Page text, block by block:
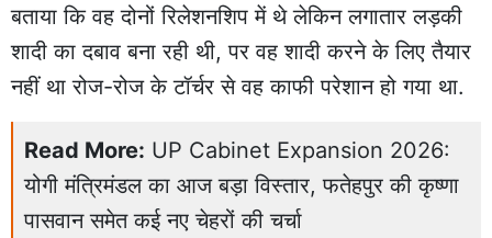
बताया कि वह दोनों रिलेशनशिप में थे लेकिन लगातार लड़की
शादी का दबाव बना रही थी, पर वह शादी करने के लिए तैयार
नहीं था रोज-रोज के टॉर्चर से वह काफी परेशान हो गया था.
Read More: UP Cabinet Expansion 2026:
योगी मंत्रिमंडल का आज बड़ा विस्तार, फतेहपुर की कृष्णा
पासवान समेत कई नए चेहरों की चर्चा